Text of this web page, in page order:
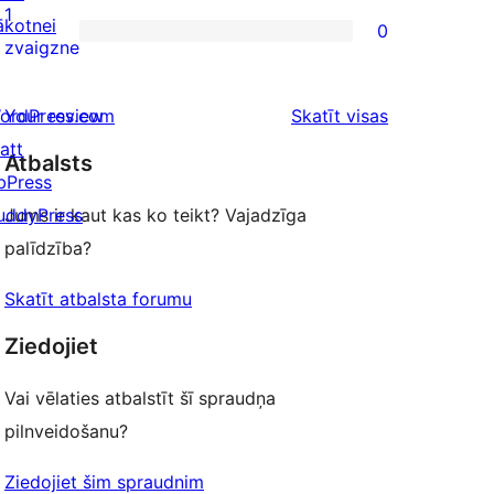
2-
star
0
star
reviews
1
zvaigzne
0
Your review Skatīt visasatsauksmes
Atbalsts
Jums ir kaut kas ko teikt? Vajadzīga
palīdzība?
Skatīt atbalsta forumu
Ziedojiet
Vai vēlaties atbalstīt šī spraudņa
pilnveidošanu?
Ziedojiet šim spraudnim